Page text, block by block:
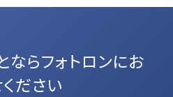
ならフォトロンにお
ださい